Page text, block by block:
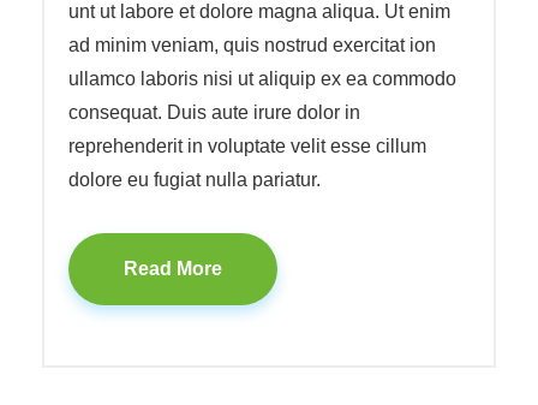
unt ut labore et dolore magna aliqua. Ut enim
ad minim veniam, quis nostrud exercitat ion
ullamco laboris nisi ut aliquip ex ea commodo
consequat. Duis aute irure dolor in
reprehenderit in voluptate velit esse cillum
dolore eu fugiat nulla pariatur.
Read More